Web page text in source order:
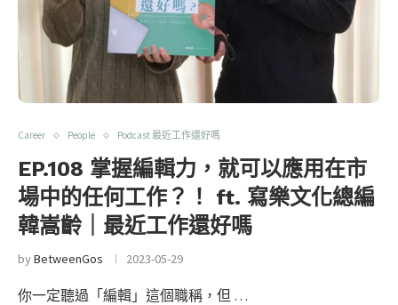
Career People Podcast 最近工作還好嗎
EP.108 掌握編輯力，就可以應用在市
場中的任何工作？！ ft. 寫樂文化總編
韓嵩齡｜最近工作還好嗎
byBetweenGos 2023-05-29
你一定聽過「編輯」這個職稱，但 …